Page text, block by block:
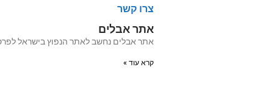
צרו קשר
אתר אבלים
אתר אבלים נחשב לאתר הנפוץ בישראל לפרסום מודעות אבל מעל 20 שנה האתר
קרא עוד »